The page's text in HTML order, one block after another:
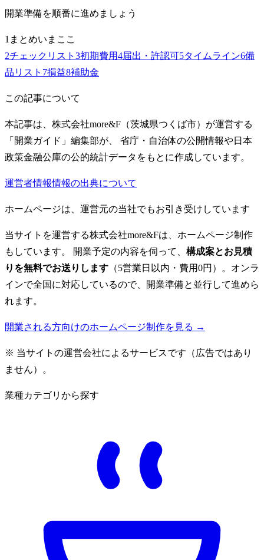
開業準備を順番に進めましょう
1 まとめいまここ
2チェックリスト 3初期費用4届出・許認可5タイムライン6備
品リスト 7損益8補助金
この記事について
本記事は、株式会社more&F（茨城県つくば市）が運営する
「開業ガイド」編集部が、 省庁・自治体の公開情報や日本
政策金融公庫の公的統計データをもとに作成しています。
運営者情報情報の出典について
ホームページは、運営元の当社でもお引き受けしています
当サイトを運営する株式会社more&Fは、ホームページ制作
もしています。 開業予定の内容を伺って、 構成案とお見積
りを無料でお送りします （5営業日以内・費用0円）。オンラ
インで全国に対応しているので、開業準備と並行して進めら
れます。
開業される方向けのホームページ制作を見る →
※ 当サイトの運営会社によるサービスです（広告ではあり
ません）。
業種カテゴリから探す